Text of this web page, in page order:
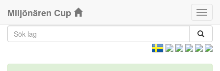
Miljönären Cup
Klasser